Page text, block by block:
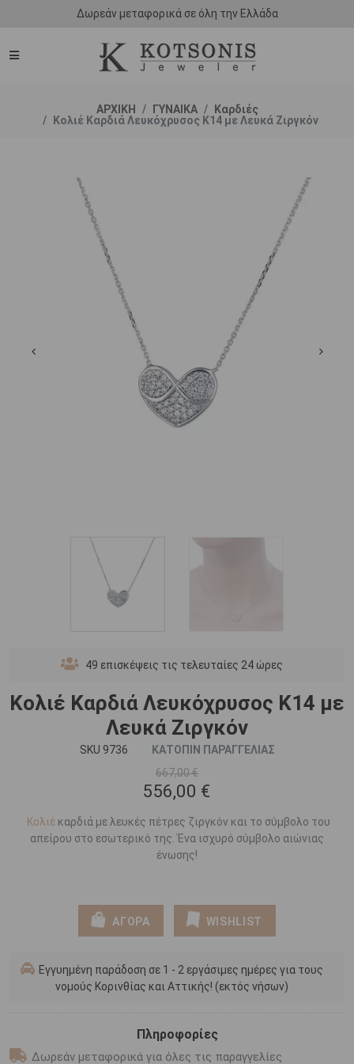
Δωρεάν μεταφορικά σε όλη την Ελλάδα
ΑΡΧΙΚΗ ΓΥΝΑΙΚΑ
Καρδιές
Κολιέ Καρδιά Λευκόχρυσος Κ14 με Λευκά Ζιργκόν
49 επισκέψεις τις τελευταίες 24 ώρες
Κολιέ Καρδιά Λευκόχρυσος Κ14 με
Λευκά Ζιργκόν
SKU 9736
ΚΑΤΟΠΙΝ ΠΑΡΑΓΓΕΛΙΑΣ
667,00 €
556,00 €
​Κολιέ καρδιά με λευκές πέτρες ζιργκόν και το σύμβολο του
απείρου στο εσωτερικό της. Ένα ισχυρό σύμβολο αιώνιας
ένωσης!
ΑΓΟΡΑ WISHLIST
Εγγυημένη παράδοση σε 1 - 2 εργάσιμες ημέρες για τους
νομούς Κορινθίας και Αττικής! (εκτός νήσων)
Πληροφορίες
Δωρεάν μεταφορικά για όλες τις παραγγελίες